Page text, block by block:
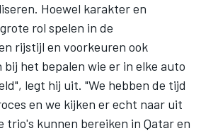
Hoewel karakter en
rol spelen in de
rijstijl en voorkeuren ook
het bepalen wie er in elke auto
legt hij uit. "We hebben de tijd
en we kijken er echt naar uit
trio's kunnen bereiken in Qatar en